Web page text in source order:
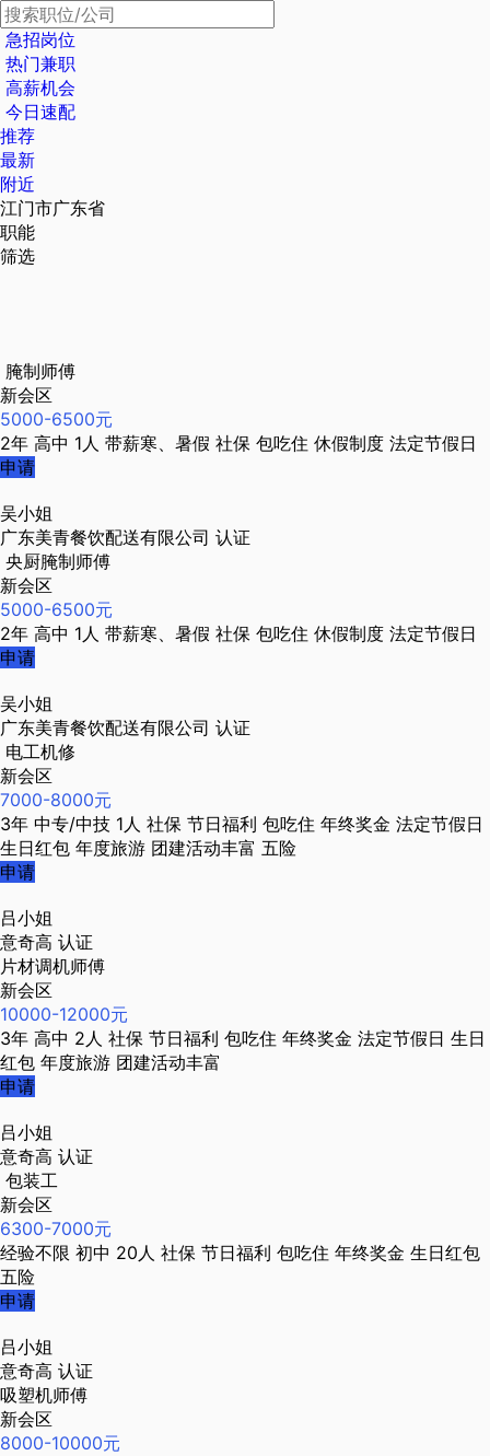
急招岗位
热门兼职
高薪机会
今日速配
推荐
最新
附近
江门市广东省
职能
筛选
腌制师傅
新会区
5000-6500元
2年 高中 1人 带薪寒、暑假 社保 包吃住 休假制度 法定节假日
申请
吴小姐
广东美青餐饮配送有限公司 认证
央厨腌制师傅
新会区
5000-6500元
2年 高中 1人 带薪寒、暑假 社保 包吃住 休假制度 法定节假日
申请
吴小姐
广东美青餐饮配送有限公司 认证
电工机修
新会区
7000-8000元
3年 中专/中技 1人 社保 节日福利 包吃住 年终奖金 法定节假日
生日红包 年度旅游 团建活动丰富 五险
申请
吕小姐
意奇高 认证
片材调机师傅
新会区
10000-12000元
3年 高中 2人 社保 节日福利 包吃住 年终奖金 法定节假日 生日
红包 年度旅游 团建活动丰富
申请
吕小姐
意奇高 认证
包装工
新会区
6300-7000元
经验不限 初中 20人 社保 节日福利 包吃住 年终奖金 生日红包
五险
申请
吕小姐
意奇高 认证
吸塑机师傅
新会区
8000-10000元